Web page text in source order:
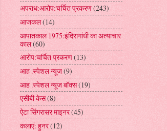
अपराध:आरोप:चर्चित प्रकरण(243)
आजकल(14)
आपातकाल 1975:इंदिरागांधी का अत्याचार
काल(60)
आरोप:चर्चित प्रकरण(13)
आह .स्पेशल न्यूज(9)
आह .स्पेशल न्यूज बॉक्स(19)
एसीबी केस(8)
ऐटा सिंगरासर माइनर(45)
कलाएं: हुनर(12)